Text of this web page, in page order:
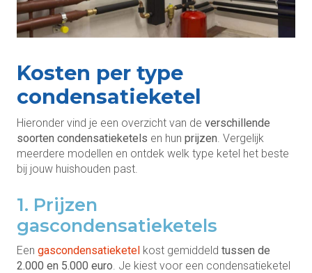
Kosten per type
condensatieketel
Hieronder vind je een overzicht van de verschillende
soorten condensatieketels en hun prijzen. Vergelijk
meerdere modellen en ontdek welk type ketel het beste
bij jouw huishouden past.
1. Prijzen
gascondensatieketels
Een gascondensatieketel kost gemiddeld tussen de
2.000 en 5.000 euro. Je kiest voor een condensatieketel